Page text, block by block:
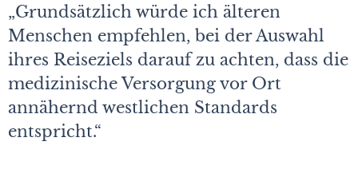
„Grundsätzlich würde ich älteren
Menschen empfehlen, bei der Auswahl
ihres Reiseziels darauf zu achten, dass die
medizinische Versorgung vor Ort
annähernd westlichen Standards
entspricht.“